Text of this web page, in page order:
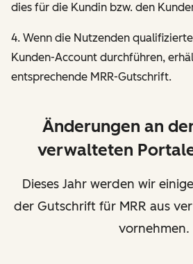
dies für die Kundin bzw. den
4. Wenn die Nutzenden
Kunden-Account durchführen,
entsprechende MRR-Gutschrift.
Änderungen an
verwalteten
Dieses Jahr werden wir
der Gutschrift für MRR aus
vornehmen.